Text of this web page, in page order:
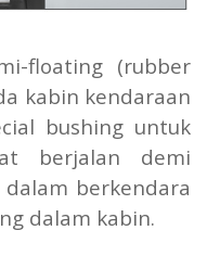
floating (rubber
kabin kendaraan
bushing untuk
berjalan demi
berkendara
dalam kabin.